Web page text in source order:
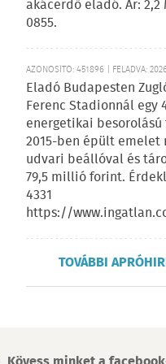
akácerdő eladó. Ár: 2,2
0855.
AZONOSÍTÓ: 451896 | FELADVA:
Eladó Budapesten
Ferenc Stadionnál egy
energetikai besorolású
2015-ben épült
udvari beállóval és
79,5 millió forint.
4331
https://
TOVÁBBI